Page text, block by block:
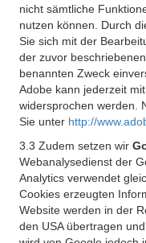
nicht sämtliche
nutzen können. Durch
Sie sich mit der
der zuvor
benannten Zweck
Adobe kann jederzeit
widersprochen werden.
Sie unter http://
3.3 Zudem setzen wir
Webanalysedienst der
Analytics verwendet
Cookies erzeugten
Website werden in der
den USA übertragen